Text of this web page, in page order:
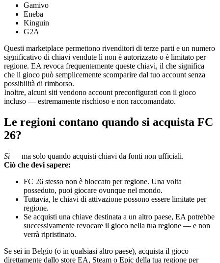
Gamivo
Eneba
Kinguin
G2A
Questi marketplace permettono rivenditori di terze parti e un numero
significativo di chiavi vendute lì non è autorizzato o è limitato per
regione. EA revoca frequentemente queste chiavi, il che significa
che il gioco può semplicemente scomparire dal tuo account senza
possibilità di rimborso.
Inoltre, alcuni siti vendono account preconfigurati con il gioco
incluso — estremamente rischioso e non raccomandato.
Le regioni contano quando si acquista FC
26?
Sì — ma solo quando acquisti chiavi da fonti non ufficiali.
Ciò che devi sapere:
FC 26 stesso non è bloccato per regione. Una volta
posseduto, puoi giocare ovunque nel mondo.
Tuttavia, le chiavi di attivazione possono essere limitate per
regione.
Se acquisti una chiave destinata a un altro paese, EA potrebbe
successivamente revocare il gioco nella tua regione — e non
verrà ripristinato.
Se sei in Belgio (o in qualsiasi altro paese), acquista il gioco
direttamente dallo store EA, Steam o Epic della tua regione per